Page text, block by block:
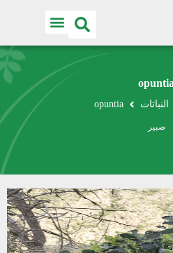
opuntia
النباتات opuntia
صبير